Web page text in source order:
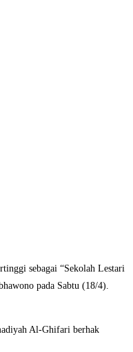
sebagai “Sekolah Lestari
pada Sabtu (18/4).
Al-Ghifari berhak